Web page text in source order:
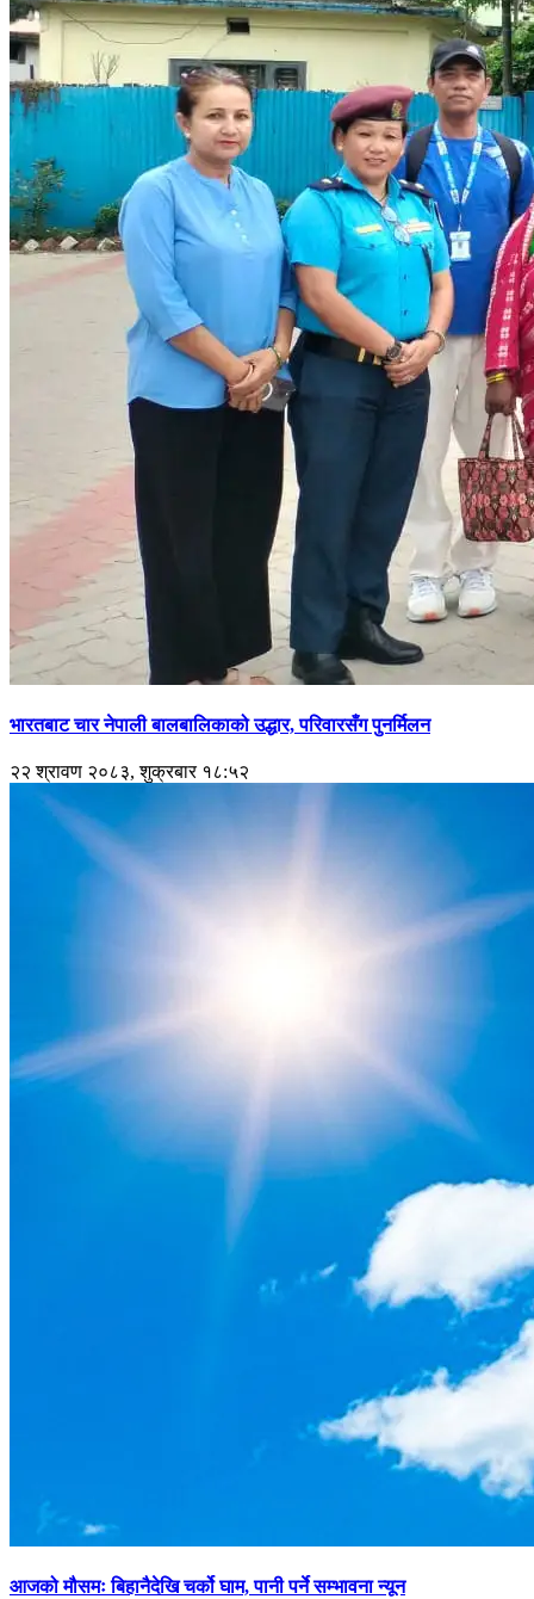
भारतबाट चार नेपाली बालबालिकाको उद्धार, परिवारसँग पुनर्मिलन
२२ श्रावण २०८३, शुक्रबार १८:५२
आजको मौसमः बिहानैदेखि चर्को घाम, पानी पर्ने सम्भावना न्यून